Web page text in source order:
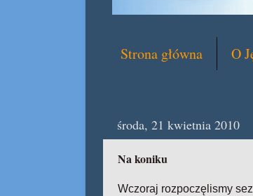
Strona główna O
środa, 21 kwietnia 2010
Na koniku
Wczoraj rozpoczęlismy